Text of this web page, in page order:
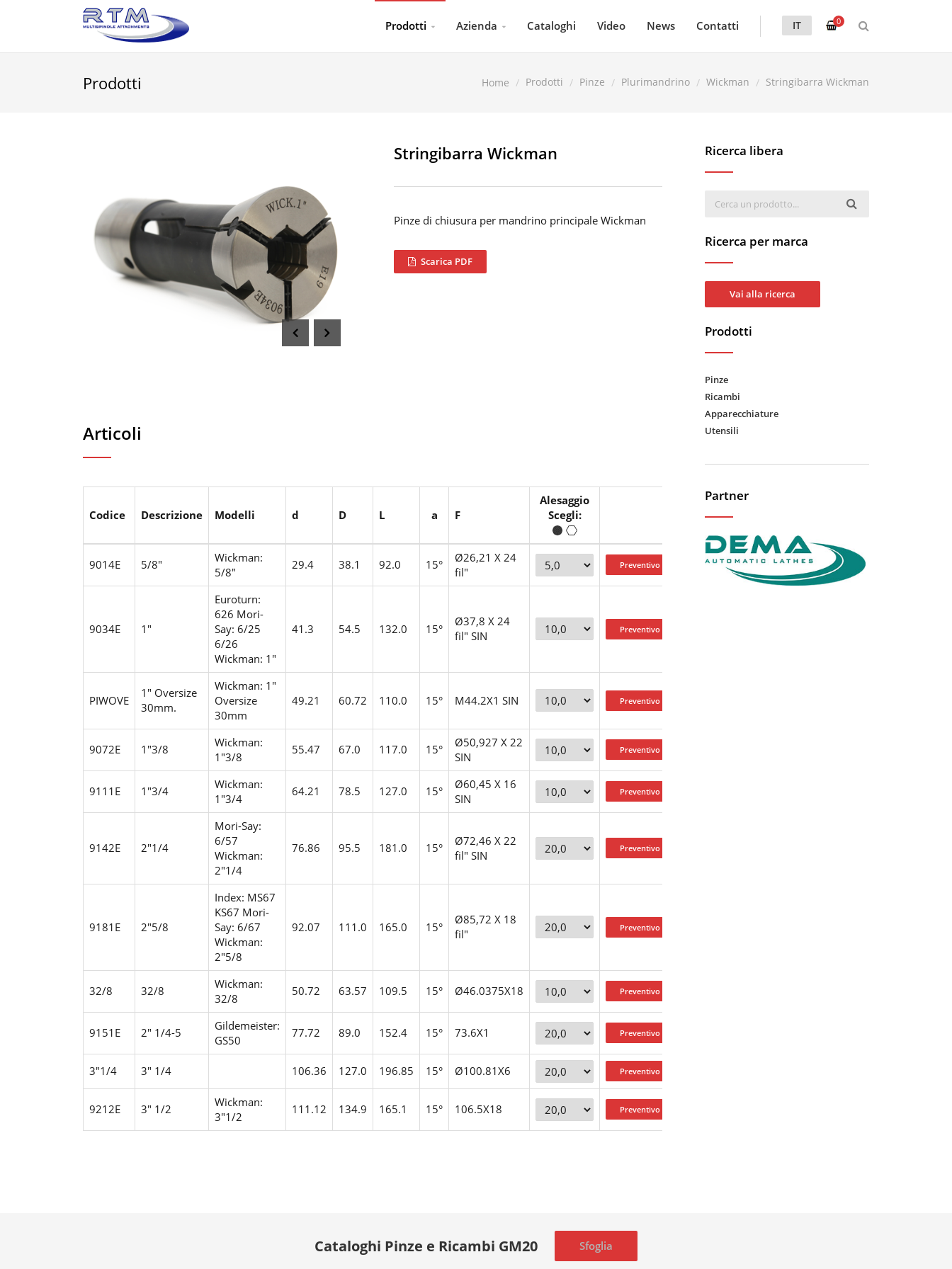
0
IT
Prodotti Azienda Cataloghi Video News Contatti
Prodotti Home Prodotti Pinze Plurimandrino Wickman Stringibarra Wickman
Stringibarra Wickman
Pinze di chiusura per mandrino principale Wickman
Scarica PDF
Articoli
Codice Descrizione Modelli d D L a F
Alesaggio
Scegli:
9014E 5/8"
Wickman:
5/8"
29.4 38.1 92.0 15°
Ø26,21 X 24
fil"
9034E 1"
Euroturn:
626 Mori-
Say: 6/25
6/26
Wickman: 1"
41.3 54.5 132.0 15°
Ø37,8 X 24
fil" SIN
PIWOVE
1" Oversize
30mm.
Wickman: 1"
Oversize
30mm
49.21 60.72 110.0 15° M44.2X1 SIN
9072E 1"3/8
Wickman:
1"3/8
55.47 67.0 117.0 15°
Ø50,927 X 22
SIN
9111E 1"3/4
Wickman:
1"3/4
64.21 78.5 127.0 15°
Ø60,45 X 16
SIN
9142E 2"1/4
Mori-Say:
6/57
Wickman:
2"1/4
76.86 95.5 181.0 15°
Ø72,46 X 22
fil" SIN
9181E 2"5/8
Index: MS67
KS67 Mori-
Say: 6/67
Wickman:
2"5/8
92.07 111.0 165.0 15°
Ø85,72 X 18
fil"
32/8 32/8
Wickman:
32/8
50.72 63.57 109.5 15° Ø46.0375X18
9151E 2" 1/4-5
Gildemeister:
GS50
77.72 89.0 152.4 15° 73.6X1
3"1/4 3" 1/4 106.36 127.0 196.85 15° Ø100.81X6
9212E 3" 1/2
Wickman:
3"1/2
111.12 134.9 165.1 15° 106.5X18
Ricerca libera
Ricerca per marca
Vai alla ricerca
Prodotti
Pinze
Ricambi
Apparecchiature
Utensili
Partner
Cataloghi Pinze e Ricambi GM20 Sfoglia